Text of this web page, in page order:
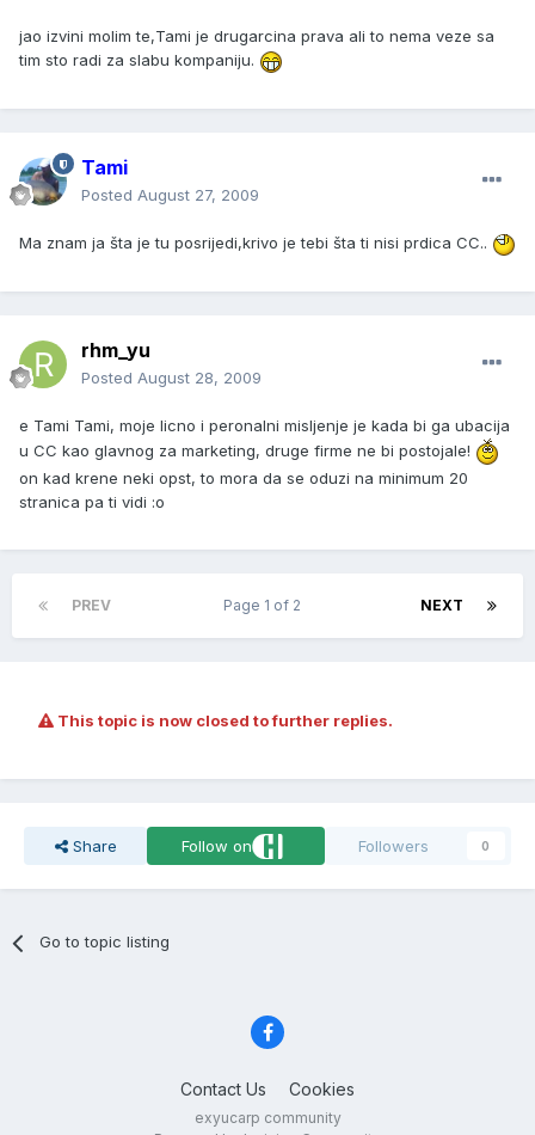
jao izvini molim te,Tami je drugarcina prava ali to nema veze sa
tim sto radi za slabu kompaniju.
Tami
Posted August 27, 2009
Ma znam ja šta je tu posrijedi,krivo je tebi šta ti nisi prdica CC..
rhm_yu
Posted August 28, 2009
e Tami Tami, moje licno i peronalni misljenje je kada bi ga ubacija
u CC kao glavnog za marketing, druge firme ne bi postojale!
on kad krene neki opst, to mora da se oduzi na minimum 20
stranica pa ti vidi :o
PREV NEXT
Page 1 of 2
This topic is now closed to further replies.
Share Follow on Followers 0
Go to topic listing
Contact Us Cookies
exyucarp community